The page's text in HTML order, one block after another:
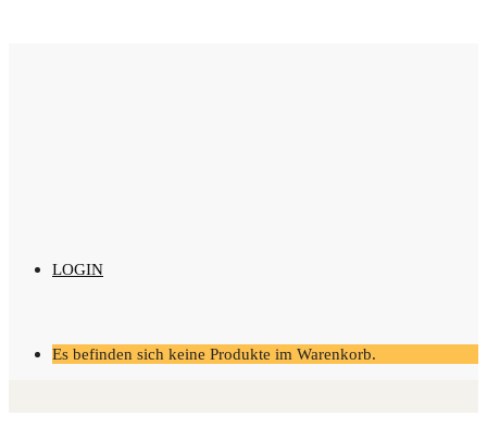
LOGIN
Es befinden sich keine Produkte im Warenkorb.